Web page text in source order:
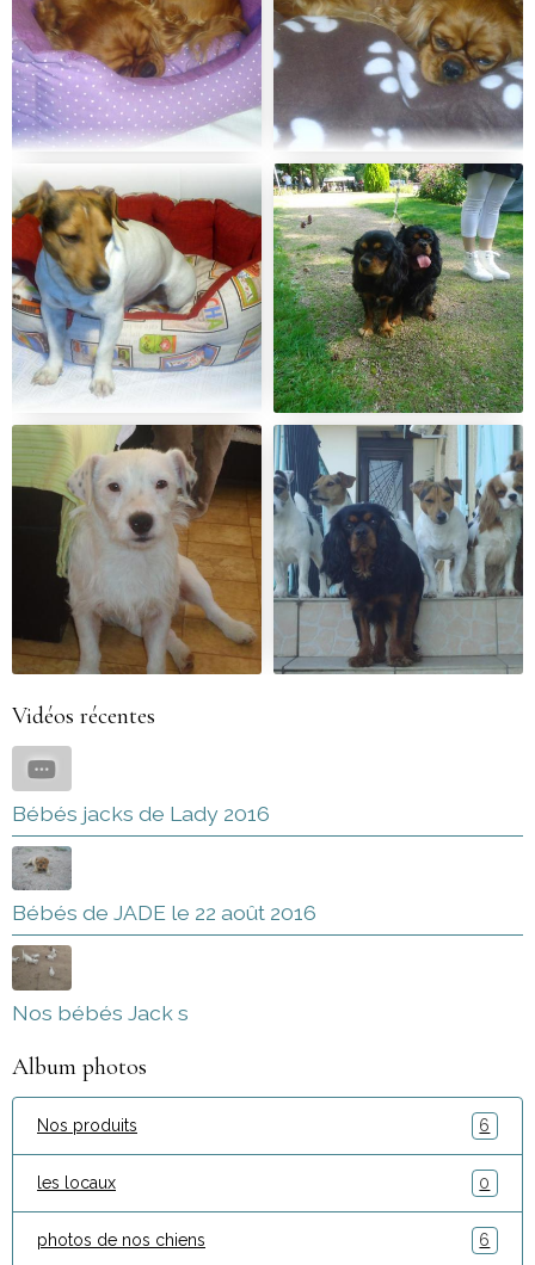
Vidéos récentes
Bébés jacks de Lady 2016
Bébés de JADE le 22 août 2016
Nos bébés Jack s
Album photos
Nos produits 6
les locaux 0
photos de nos chiens 6